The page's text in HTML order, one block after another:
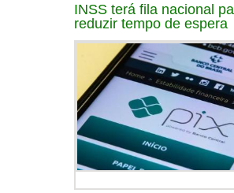
INSS terá fila nacional
reduzir tempo de espera